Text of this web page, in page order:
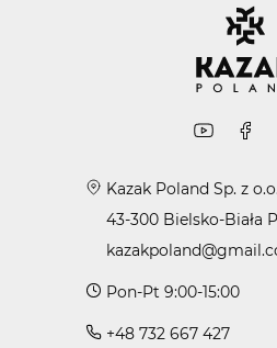
Kazak Poland Sp. z
43-300 Bielsko-Biała
Pon-Pt 9:00-15:00
+48 732 667 427